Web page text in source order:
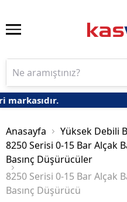
Anasayfa
Yüksek Debili
8250 Serisi 0-15 Bar Alçak
Basınç Düşürücüler
8250 Serisi 0-15 Bar Alçak
Basınç Düşürücü